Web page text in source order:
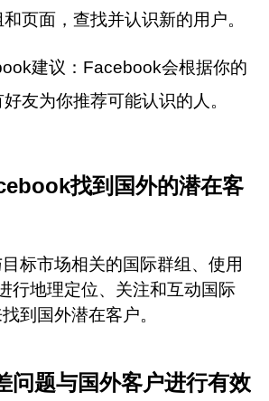
页面，查找并认识新的用户。
建议：Facebook会根据你的
友为你推荐可能认识的人。
找到国外的潜在客
标市场相关的国际群组、使用
行地理定位、关注和互动国际
到国外潜在客户。
问题与国外客户进行有效